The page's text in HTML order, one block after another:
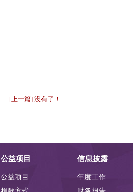
[上一篇] 没有了！
公益项目
公益项目
信息披露
年度工作